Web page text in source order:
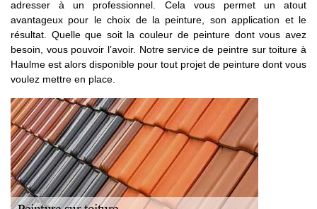
adresser à un professionnel. Cela vous permet un atout
avantageux pour le choix de la peinture, son application et le
résultat. Quelle que soit la couleur de peinture dont vous avez
besoin, vous pouvoir l’avoir. Notre service de peintre sur toiture à
Haulme est alors disponible pour tout projet de peinture dont vous
voulez mettre en place.